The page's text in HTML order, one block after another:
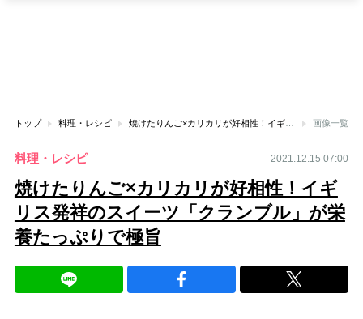
トップ 料理・レシピ 焼けたりんご×カリカリが好相性！イギリス発祥のスイーツ「クランブル」が栄養たっぷりで極旨 画像一覧
料理・レシピ 2021.12.15 07:00
焼けたりんご×カリカリが好相性！イギ
リス発祥のスイーツ「クランブル」が栄
養たっぷりで極旨